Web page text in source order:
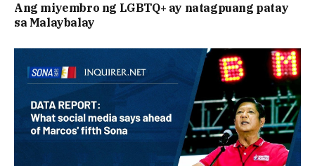
Ang miyembro ng LGBTQ+ ay natagpuang patay
sa Malaybalay